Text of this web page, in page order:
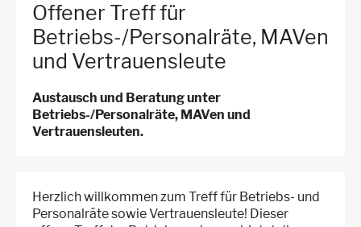
Offener Treff für
Betriebs-/Personalräte, MAVen
und Vertrauensleute
Austausch und Beratung unter
Betriebs-/Personalräte, MAVen und
Vertrauensleuten.
Herzlich willkommen zum Treff für Betriebs- und
Personalräte sowie Vertrauensleute! Dieser